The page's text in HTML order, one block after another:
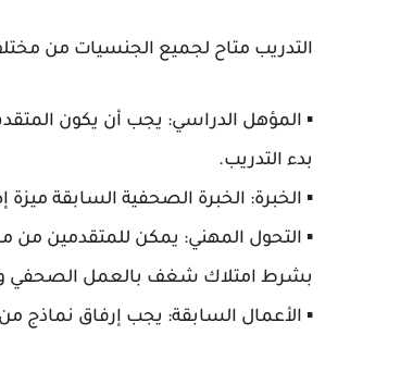
التدريب متاح لجميع الجنسيات من
▪️ المؤهل الدراسي: يجب أن يكون
بدء التدريب.
▪️ الخبرة: الخبرة الصحفية السابقة
▪️ التحول المهني: يمكن للمتقدمين من
بشرط امتلاك شغف بالعمل الصحفي
▪️ الأعمال السابقة: يجب إرفاق نماذج